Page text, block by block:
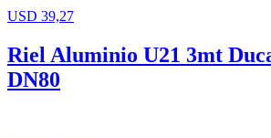
USD 39,27
Riel Aluminio U21 3mt
DN80